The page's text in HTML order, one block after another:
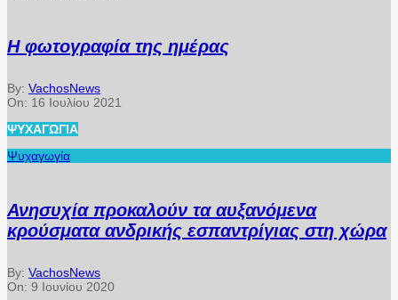
Η φωτογραφία της ημέρας
By: VachosNews
On: 16 Ιουλίου 2021
ΨΥΧΑΓΩΓΊΑ
Ψυχαγωγία
Ανησυχία προκαλούν τα αυξανόμενα
κρούσματα ανδρικής εσπαντρίγιας στη χώρα
By: VachosNews
On: 9 Ιουνίου 2020